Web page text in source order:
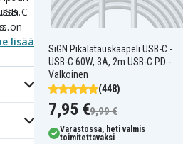
on
C
- lisää
SiGN Pikalatauskaapeli USB-C -
USB-C 60W, 3A, 2m USB-C PD -
Valkoinen
(448)
7,95 €9,99 €
Varastossa, heti valmis
toimitettavaksi